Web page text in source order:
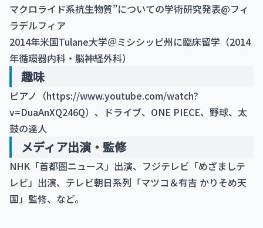
マクロライド系抗生物質”についての学術研究発表@フィ
ラデルフィア
2014年米国Tulane大学＠ミシシッピ州に臨床留学（2014
年循環器内科・脳神経外科）
趣味
ピアノ（https://www.youtube.com/watch?
v=DuaAnXQ246Q）、ドライブ、ONE PIECE、野球、太
鼓の達人
メディア出演・監修
NHK「首都圏ニュース」出演、フジテレビ「めざましテ
レビ」出演、テレビ朝日系列「マツコ＆有吉 かりそめ天
国」監修、など。